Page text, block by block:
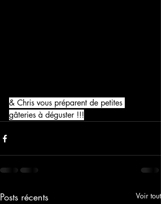
& Chris vous préparent de petites
gâteries à déguster !!!
Posts récents Voir tout